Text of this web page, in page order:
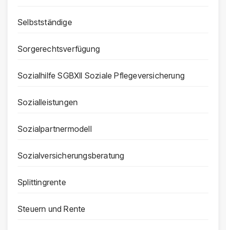
Selbstständige
Sorgerechtsverfügung
Sozialhilfe SGBXII Soziale Pflegeversicherung
Sozialleistungen
Sozialpartnermodell
Sozialversicherungsberatung
Splittingrente
Steuern und Rente